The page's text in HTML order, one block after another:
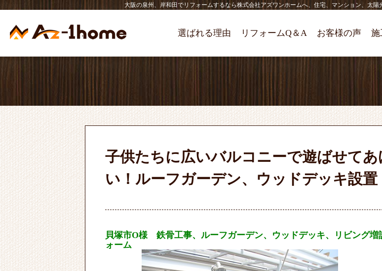
大阪の泉州、岸和田でリフォームするなら株式会社アズワンホームへ、住宅、マンション、太
選ばれる理由 リフォームQ＆A お客様の声 施
子供たちに広いバルコニーで遊ばせてあ
い！ルーフガーデン、ウッドデッキ設置
貝塚市O様 鉄骨工事、ルーフガーデン、ウッドデッキ、リビング増
ォーム